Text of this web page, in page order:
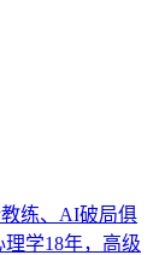
练、AI破局俱
学18年，高级